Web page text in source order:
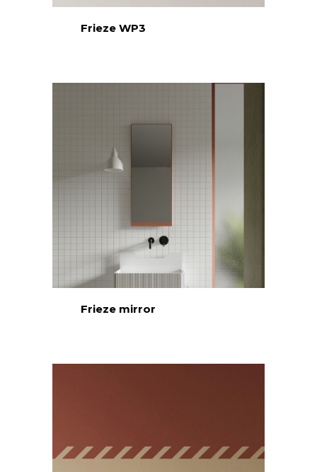
Frieze WP3
Frieze mirror